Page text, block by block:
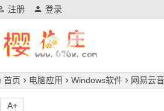
注册 登录
首页 电脑应用 Windows软件 网易云
A+